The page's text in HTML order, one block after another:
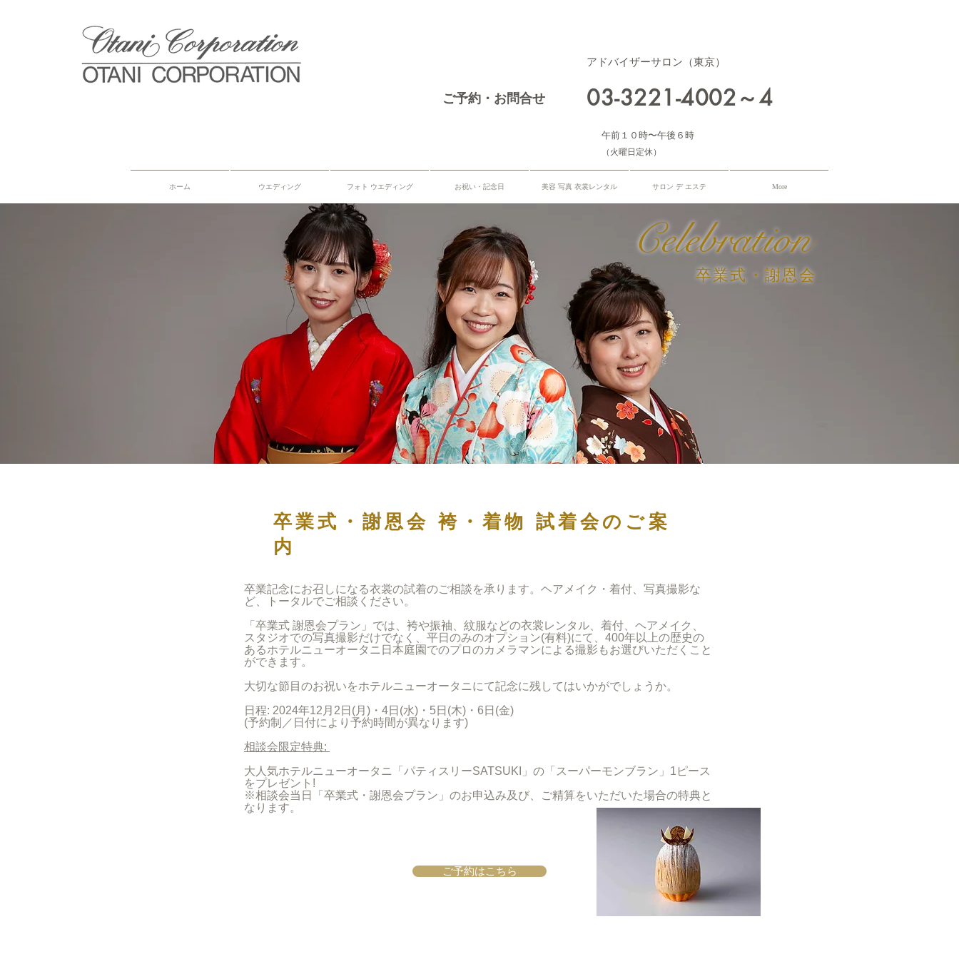
アドバイザーサロン（東京）
ご予約・お問合せ 03-3221-4002～4
午前１０時〜午後６時
​（火曜日定休）
ホーム ウエディング フォト ウエディング お祝い・記念日 美容 写真 衣裳レンタル サロン デ エステ More
Celebration
​卒業式・謝恩会
卒業式・謝恩会 袴・着物 試着会のご案
内
卒業記念にお召しになる衣裳の試着のご相談を承ります。ヘアメイク・着付、写真撮影な
ど、トータルでご相談ください。
「卒業式 謝恩会プラン」では、袴や振袖、紋服などの衣裳レンタル、着付、ヘアメイク、
スタジオでの写真撮影だけでなく、平日のみのオプション(有料)にて、400年以上の歴史の
あるホテルニューオータニ日本庭園でのプロのカメラマンによる撮影もお選びいただくこと
ができます。
大切な節目のお祝いをホテルニューオータニにて記念に残してはいかがでしょうか。
日程: 2024年12月2日(月)・4日(水)・5日(木)・6日(金)
(予約制／日付により予約時間が異なります)
相談会限定特典:
大人気ホテルニューオータニ「パティスリーSATSUKI」の「スーパーモンブラン」1ピース
をプレゼント!
※相談会当日「卒業式・謝恩会プラン」のお申込み及び、ご精算をいただいた場合の特典と
なります。
ご予約はこちら